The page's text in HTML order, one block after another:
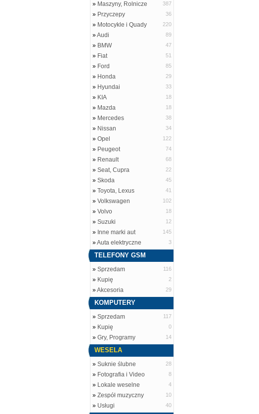
» Maszyny, Rolnicze 387
» Przyczepy 36
» Motocykle i Quady 220
»Audi 89
» BMW 47
» Fiat 51
» Ford 85
» Honda 29
» Hyundai 33
» KIA 18
» Mazda 18
» Mercedes 38
» Nissan 34
» Opel 122
» Peugeot 74
» Renault 68
» Seat, Cupra 22
» Skoda 45
» Toyota, Lexus 41
» Volkswagen 102
» Volvo 18
» Suzuki 12
» Inne marki aut 145
»Auta elektryczne 3
TELEFONY GSM
» Sprzedam 116
» Kupię 2
»Akcesoria 29
KOMPUTERY
» Sprzedam 117
» Kupię 0
» Gry, Programy 14
WESELA
» Suknie ślubne 28
» Fotografia i Video 8
» Lokale weselne 4
» Zespół muzyczny 10
» Usługi 40